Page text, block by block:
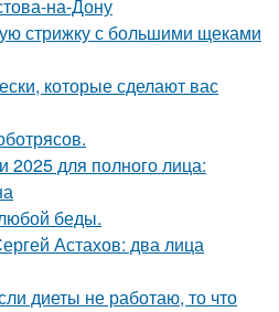
на-Дону
стрижку с большими щеками
которые сделают вас
2025 для полного лица:
беды.
Астахов: два лица
диеты не работаю, то что